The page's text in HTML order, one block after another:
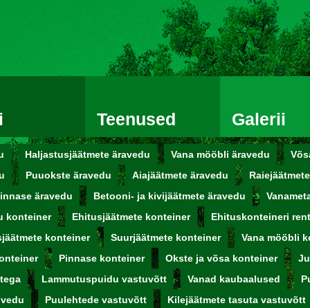
Teenused Galerii
Haljastusjäätmete äravedu Vana mööbli äravedu
Puuokste äravedu Aiajäätmete äravedu
äravedu
Betooni- ja kivijäätmete äravedu
konteiner
Ehitusjäätmete konteiner
Ehituskonteineri rent
konteiner
Suurjäätmete konteiner
Vana mööbli
Pinnase konteiner Okste ja võsa konteiner
Lammutuspuidu vastuvõtt Vanad kaubaalused
Puulehtede vastuvõtt
Kilejäätmete tasuta vastuvõtt